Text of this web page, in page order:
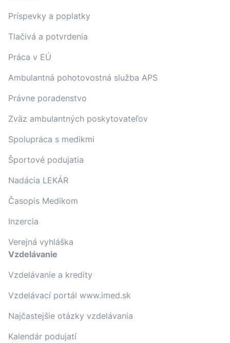
Príspevky a poplatky
Tlačivá a potvrdenia
Práca v EÚ
Ambulantná pohotovostná služba APS
Právne poradenstvo
Zväz ambulantných poskytovateľov
Spolupráca s medikmi
Športové podujatia
Nadácia LEKÁR
Časopis Medikom
Inzercia
Verejná vyhláška
Vzdelávanie
Vzdelávanie a kredity
Vzdelávací portál www.imed.sk
Najčastejšie otázky vzdelávania
Kalendár podujatí